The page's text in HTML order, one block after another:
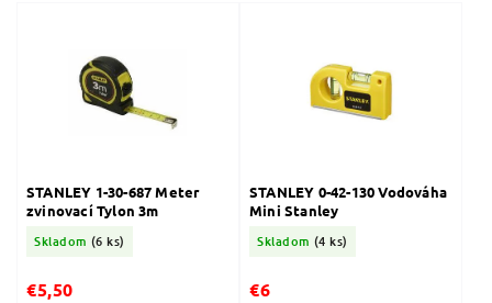
STANLEY 1-30-687 Meter
zvinovací Tylon 3m
Skladom (6 ks)
€5,50
STANLEY 0-42-130 Vodováha
Mini Stanley
Skladom (4 ks)
€6